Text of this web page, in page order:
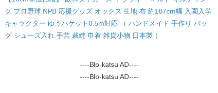
グ プロ野球 NPB 応援グッズ オックス 生地 布 約107cm幅 入園入学
キャラクター ゆうパケット0.5m対応 （ ハンドメイド 手作り バッ
グ シューズ入れ 手芸 裁縫 巾着 雑貨小物 日本製 ）
----Blo-katsu AD----
----Blo-katsu AD----